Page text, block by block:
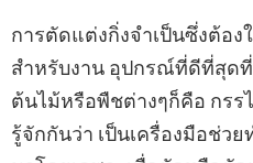
การตัดแต่งกิ่งจำเป็นซึ่งต้อง
สำหรับงาน อุปกรณ์ที่ดีที่สุด
ต้นไม้หรือพืชต่างๆก็คือ กรร
รู้จักกันว่า เป็นเครื่องมือช่ว